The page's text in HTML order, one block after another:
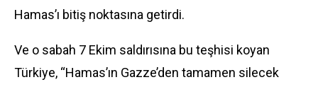
Hamas’ı bitiş noktasına getirdi.
Ve o sabah 7 Ekim saldırısına bu teşhisi koyan
Türkiye, “Hamas’ın Gazze’den tamamen silecek